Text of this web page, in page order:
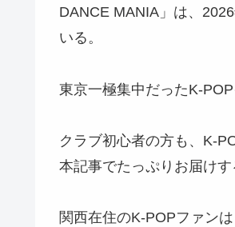
DANCE MANIA」は、
いる。
東京一極集中だったK-
クラブ初心者の方も、K-
本記事でたっぷりお届けす
関西在住のK-POPファン